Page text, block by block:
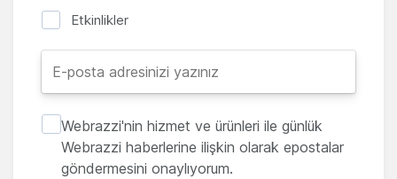
Etkinlikler
Webrazzi'nin hizmet ve ürünleri ile günlük
Webrazzi haberlerine ilişkin olarak epostalar
göndermesini onaylıyorum.